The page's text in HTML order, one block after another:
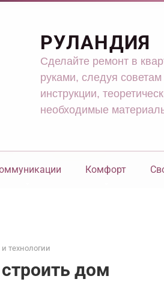
РУЛАНДИЯ
Сделайте ремонт в
руками, следуя
инструкции,
необходимые
Комфорт
технологии
дом